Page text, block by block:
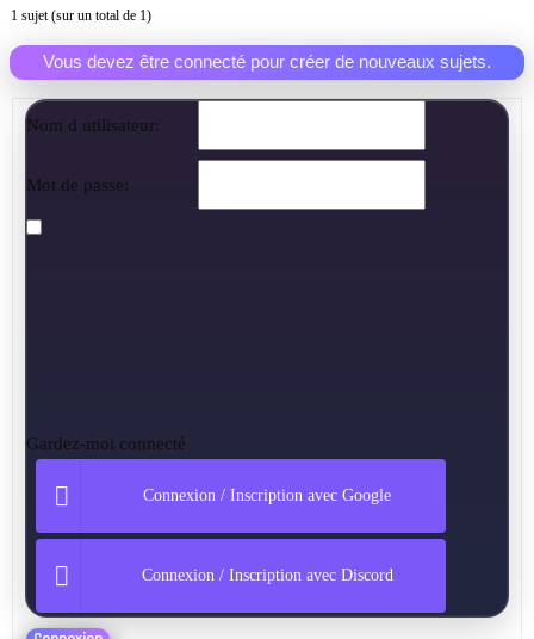
1 sujet (sur un total de 1)
Vous devez être connecté pour créer de nouveaux sujets.
Nom d utilisateur:
Mot de passe:
Gardez-moi connecté
Connexion / Inscription avec Google
Connexion / Inscription avec Discord